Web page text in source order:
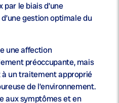
le biais d’une
gestion optimale du
une affection
préoccupante, mais
un traitement approprié
de l’environnement.
aux symptômes et en